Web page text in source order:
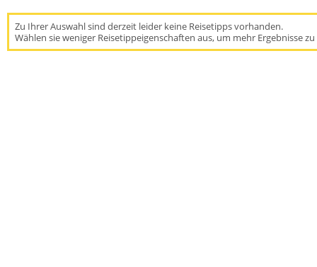
Zu Ihrer Auswahl sind derzeit leider keine Reisetipps vorhanden.
Wählen sie weniger Reisetippeigenschaften aus, um mehr Ergebnisse